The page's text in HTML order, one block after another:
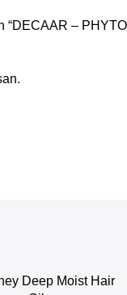
“DECAAR – PHYTO